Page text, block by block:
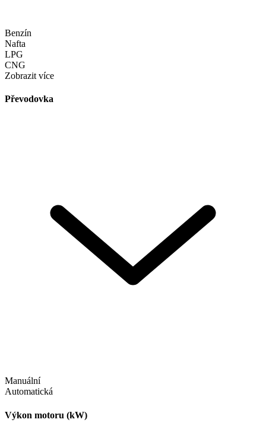
Benzín
Nafta
LPG
CNG
Zobrazit více
Převodovka
Manuální
Automatická
Výkon motoru (kW)